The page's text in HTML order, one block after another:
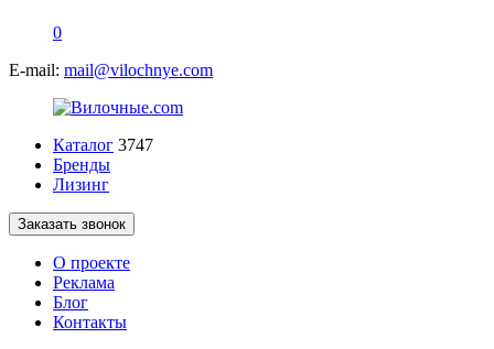
0
E-mail: mail@vilochnye.com
Каталог 3747
Бренды
Лизинг
Заказать звонок
О проекте
Реклама
Блог
Контакты